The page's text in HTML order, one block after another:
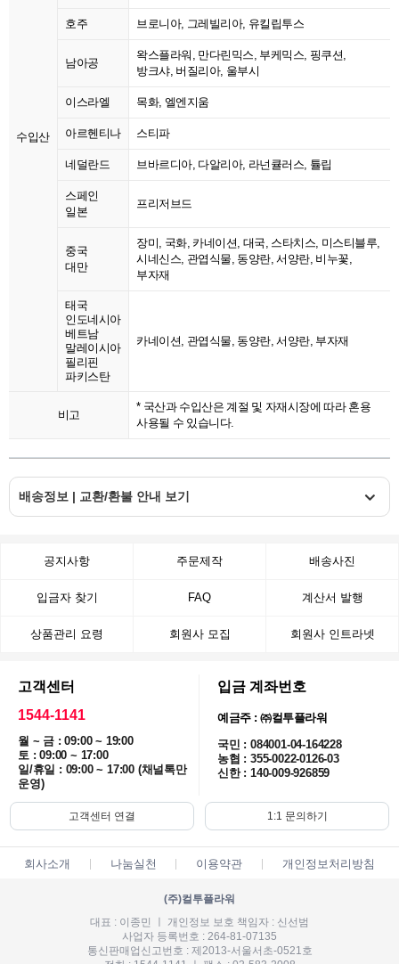
수입산
호주 브로니아, 그레빌리아, 유킬립투스
남아공
왁스플라워, 만다린믹스, 부케믹스, 핑쿠션,
방크샤, 버질리아, 울부시
이스라엘 목화, 엘엔지움
아르헨티나 스티파
네덜란드 브바르디아, 다알리아, 라넌큘러스, 튤립
스페인
일본
프리저브드
중국
대만
장미, 국화, 카네이션, 대국, 스타치스, 미스티블루,
시네신스, 관엽식물, 동양란, 서양란, 비누꽃,
부자재
태국
인도네시아
베트남
말레이시아
필리핀
파키스탄
카네이션, 관엽식물, 동양란, 서양란, 부자재
비고
* 국산과 수입산은 계절 및 자재시장에 따라 혼용
사용될 수 있습니다.
배송정보 | 교환/환불 안내 보기
공지사항 주문제작 배송사진
입금자 찾기 FAQ 계산서 발행
상품관리 요령 회원사 모집 회원사 인트라넷
고객센터
1544-1141
월 ~ 금 : 09:00 ~ 19:00
토 : 09:00 ~ 17:00
일/휴일 : 09:00 ~ 17:00 (채널톡만
운영)
입금 계좌번호
예금주 : ㈜컬투플라워
국민 : 084001-04-164228
농협 : 355-0022-0126-03
신한 : 140-009-926859
고객센터 연결 1:1 문의하기
회사소개 나눔실천 이용약관 개인정보처리방침
(주)컬투플라워
대표 : 이종민 ㅣ 개인정보 보호 책임자 : 신선범
사업자 등록번호 : 264-81-07135
통신판매업신고번호 : 제2013-서울서초-0521호